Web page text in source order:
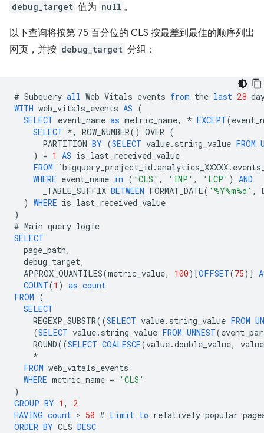
debug_target 值为 null 。
以下查询将按第 75 百分位的 CLS 按最差到最佳的顺序列出
网页，并按 debug_target 分组：
# Subquery all Web Vitals events from the last 28
WITH web_vitals_events AS (
SELECT event_name as metric_name, * EXCEPT(
SELECT *, ROW_NUMBER() OVER (
PARTITION BY (SELECT value. string_value FROM
)
= 1 AS is_last_received_value
FROM
`bigquery_project_id .analytics_XXXXX.
WHERE event_name in ( 'CLS' , 'INP' , 'LCP' )
AND
_TABLE_SUFFIX BETWEEN FORMAT_DATE( '%Y%m%d' ,
) WHERE is_last_received_value
)
# Main query logic
SELECT
page_path,
debug_target,
APPROX_QUANTILES(metric_value, 100)[OFFSET(75)]
COUNT(1 ) as count
FROM (
SELECT
REGEXP_SUBSTR((SELECT value. string_value FROM
(SELECT value. string_value FROM UNNEST(
ROUND((SELECT COALESCE(value.double_value,
value
*
FROM web_vitals_events
WHERE metric_name =
'CLS'
)
GROUP BY 1 ,
2
HAVING count > 50 # Limit to relatively popular
ORDER BY CLS DESC